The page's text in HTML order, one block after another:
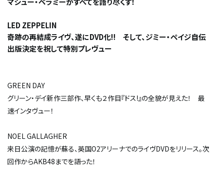
LED ZEPPELIN
奇跡の再結成ライヴ、遂にDVD化!! そして、ジミー・ペイジ自伝
出版決定を祝して特別プレヴュー
GREEN DAY
グリーン・デイ新作三部作、早くも２作目『ドス!』の全貌が見えた！ 最
速インタヴュー！
NOEL GALLAGHER
来日公演の記憶が蘇る、英国O2アリーナでのライヴDVDをリリース。次
回作からAKB48までを語った！